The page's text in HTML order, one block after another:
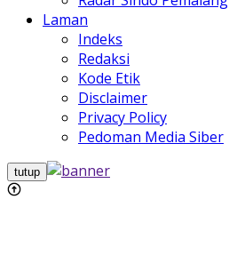
Laman
Indeks
Redaksi
Kode Etik
Disclaimer
Privacy Policy
Pedoman Media Siber
tutup